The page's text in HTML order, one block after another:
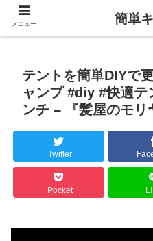
テントを簡単DIYで
ャンプ #diy #快適テ
ンチ – 『髪屋のモ
Twitter
Pocket
メニュー 簡単